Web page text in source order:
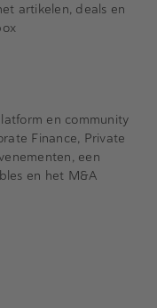
artikelen, deals en
en community
Finance, Private
een
en het M&A